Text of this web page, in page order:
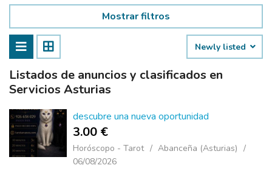
Mostrar filtros
Newly listed
Listados de anuncios y clasificados en
Servicios Asturias
descubre una nueva oportunidad
3.00 €
Horóscopo - Tarot
Abanceña (Asturias)
06/08/2026